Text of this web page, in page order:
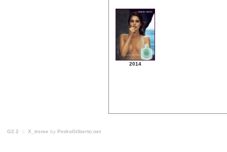
2014
G2.2 :: X_treme by PedroGilberto.net